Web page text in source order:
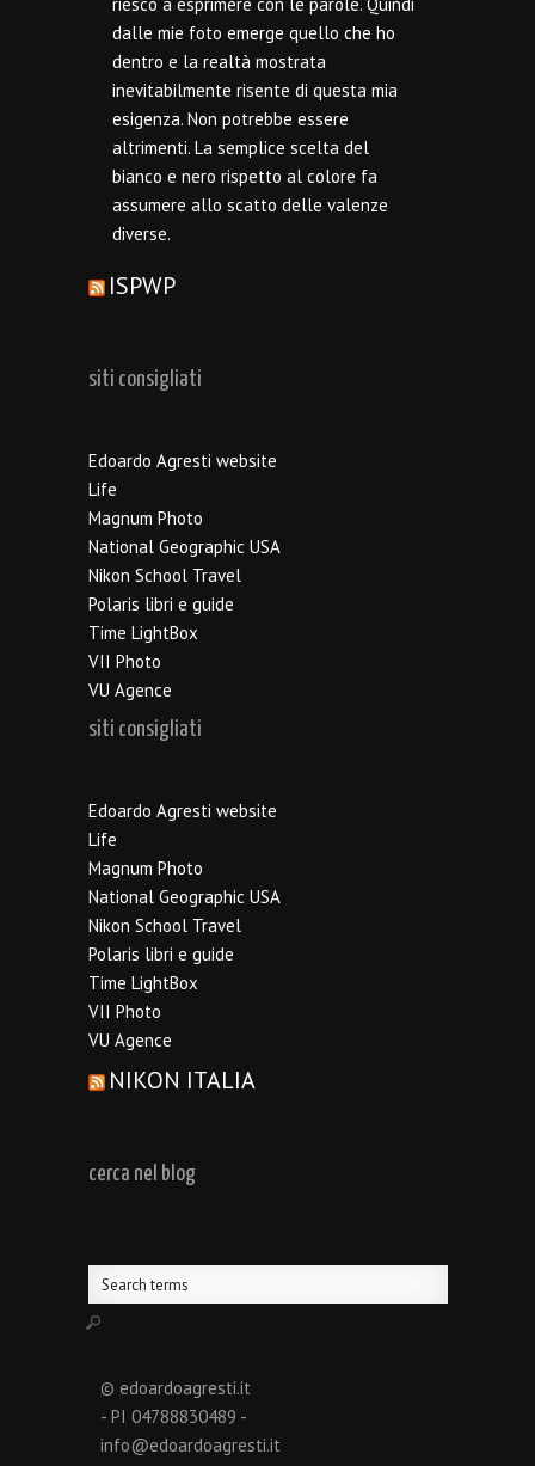
riesco a esprimere con le parole. Quindi
dalle mie foto emerge quello che ho
dentro e la realtà mostrata
inevitabilmente risente di questa mia
esigenza. Non potrebbe essere
altrimenti. La semplice scelta del
bianco e nero rispetto al colore fa
assumere allo scatto delle valenze
diverse.
ISPWP
siti consigliati
Edoardo Agresti website
Life
Magnum Photo
National Geographic USA
Nikon School Travel
Polaris libri e guide
Time LightBox
VII Photo
VU Agence
siti consigliati
Edoardo Agresti website
Life
Magnum Photo
National Geographic USA
Nikon School Travel
Polaris libri e guide
Time LightBox
VII Photo
VU Agence
NIKON ITALIA
cerca nel blog
© edoardoagresti.it
- PI 04788830489 -
info@edoardoagresti.it